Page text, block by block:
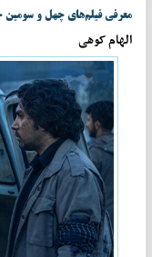
معرفی فیلم‌های چهل و سومین
الهام کوهی